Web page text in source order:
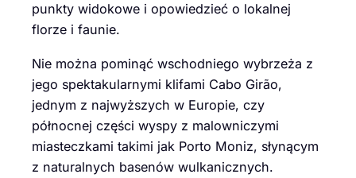
punkty widokowe i opowiedzieć o lokalnej
florze i faunie.
Nie można pominąć wschodniego wybrzeża z
jego spektakularnymi klifami Cabo Girão,
jednym z najwyższych w Europie, czy
północnej części wyspy z malowniczymi
miasteczkami takimi jak Porto Moniz, słynącym
z naturalnych basenów wulkanicznych.